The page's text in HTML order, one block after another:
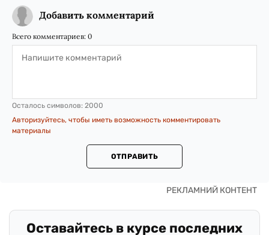
Добавить комментарий
Всего комментариев: 0
Осталось символов: 2000
Авторизуйтесь, чтобы иметь возможность комментировать
материалы
ОТПРАВИТЬ
Оставайтесь в курсе последних